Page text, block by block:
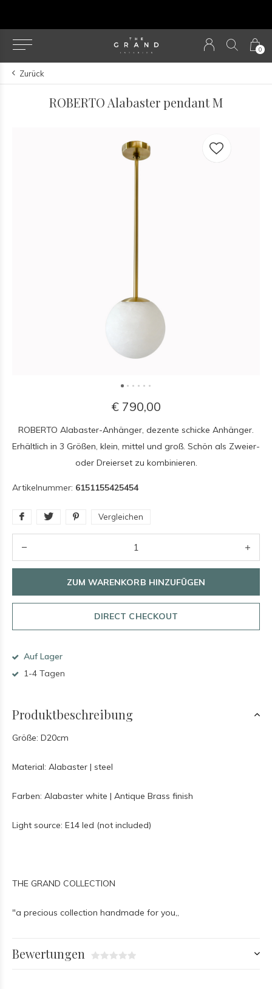
0
Zurück
ROBERTO Alabaster pendant M
€ 790,00
ROBERTO Alabaster-Anhänger, dezente schicke Anhänger.
Erhältlich in 3 Größen, klein, mittel und groß. Schön als Zweier-
oder Dreierset zu kombinieren.
Artikelnummer: 6151155425454
Vergleichen
ZUM WARENKORB HINZUFÜGEN
DIRECT CHECKOUT
Auf Lager
1-4 Tagen
Produktbeschreibung
Größe: D20cm
Material: Alabaster | steel
Farben: Alabaster white | Antique Brass finish
Light source: E14 led (not included)
THE GRAND COLLECTION
"a precious collection handmade for you,,
Bewertungen